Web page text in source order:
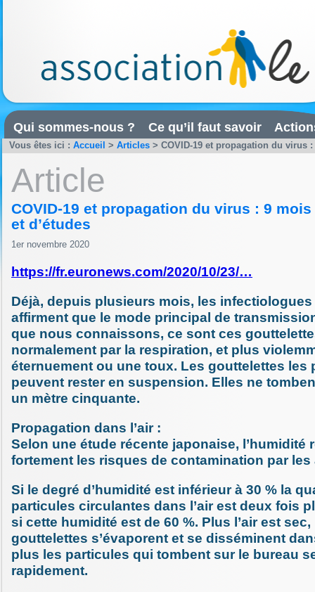
Qui sommes-nous ? Ce qu’il faut savoir
Vous êtes ici : Accueil > Articles > COVID-19 et propagation du virus
Article
COVID-19 et propagation du virus : 9 mois
et d’études
1er novembre 2020
https://fr.euronews.com/2020/10/23/…
Déjà, depuis plusieurs mois, les
affirment que le mode principal de
que nous connaissons, ce sont ces
normalement par la respiration, et plus
éternuement ou une toux. Les gouttelettes les
peuvent rester en suspension. Elles ne
un mètre cinquante.
Propagation dans l’air :
Selon une étude récente japonaise, l’humidité
fortement les risques de contamination par les
Si le degré d’humidité est inférieur à 30 % la
particules circulantes dans l’air est deux fois
si cette humidité est de 60 %. Plus l’air est
gouttelettes s’évaporent et se disséminent
plus les particules qui tombent sur le bureau
rapidement.